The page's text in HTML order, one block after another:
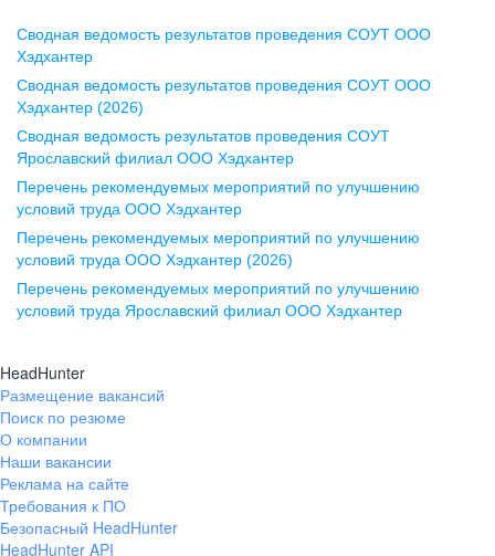
Воронеж
ул. Комиссаржевской, д. 10,
офис 1212
+7 473 280-05-05
pr@vrn.hh.ru
ул. Спартаковская, д. 2А, этаж 3,
помещение 15
+7 843 212-12-50
Екатеринбург
ул. Боевых Дружин, стр. 20,
+7 343 226-79-99
pr@ural.hh.ru
Сводная ведомость результатов проведения СОУТ ООО
Хэдхантер
Сводная ведомость результатов проведения СОУТ ООО
Хэдхантер (2026)
Сводная ведомость результатов проведения СОУТ
Ярославский филиал ООО Хэдхантер
Перечень рекомендуемых мероприятий по улучшению
условий труда ООО Хэдхантер
Перечень рекомендуемых мероприятий по улучшению
условий труда ООО Хэдхантер (2026)
Перечень рекомендуемых мероприятий по улучшению
условий труда Ярославский филиал ООО Хэдхантер
HeadHunter
Размещение вакансий
Поиск по резюме
О компании
Наши вакансии
Реклама на сайте
Требования к ПО
Безопасный HeadHunter
HeadHunter API